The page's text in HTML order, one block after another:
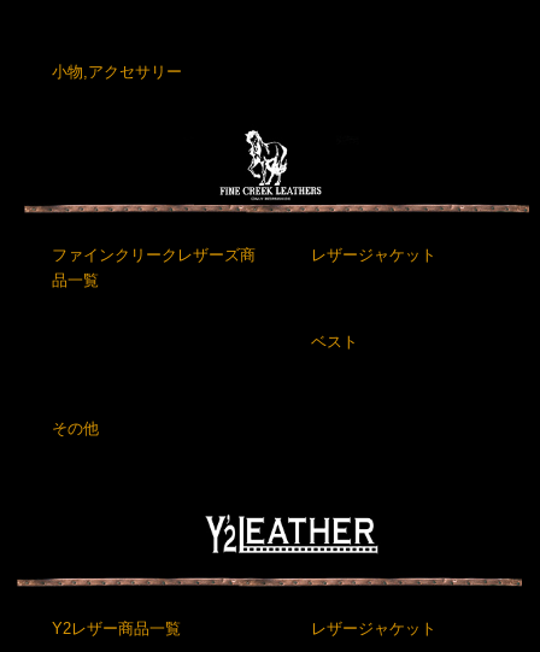
小物,アクセサリー
ファインクリークレザーズ商
品一覧
レザージャケット
ベスト
その他
Y2レザー商品一覧 レザージャケット